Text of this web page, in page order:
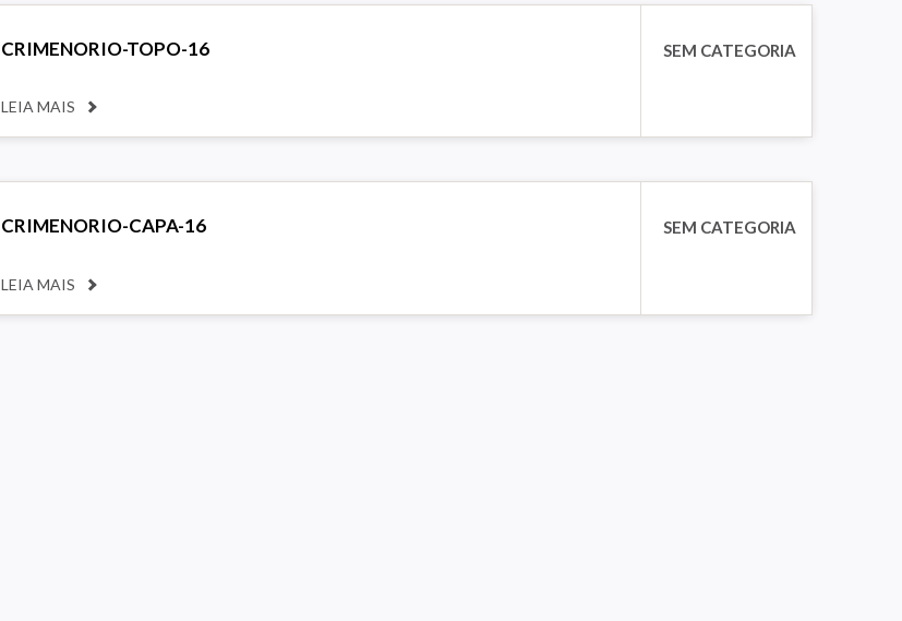
CRIMENORIO-TOPO-16
LEIA MAIS
SEM CATEGORIA
CRIMENORIO-CAPA-16
LEIA MAIS
SEM CATEGORIA